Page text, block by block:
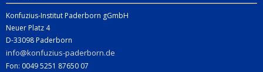
Konfuzius-Institut Paderborn gGmbH
Neuer Platz 4
D-33098 Paderborn
info@konfuzius-paderborn.de
Fon: 0049 5251 87650 07